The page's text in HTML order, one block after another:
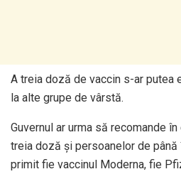
A treia doză de vaccin s-ar putea
la alte grupe de vârstă.
Guvernul ar urma să recomande
treia doză și persoanelor de până
primit fie vaccinul Moderna, fie